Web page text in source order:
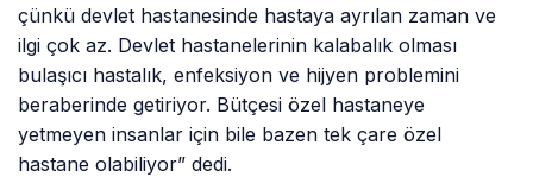
çünkü devlet hastanesinde hastaya ayrılan zaman ve
ilgi çok az. Devlet hastanelerinin kalabalık olması
bulaşıcı hastalık, enfeksiyon ve hijyen problemini
beraberinde getiriyor. Bütçesi özel hastaneye
yetmeyen insanlar için bile bazen tek çare özel
hastane olabiliyor” dedi.